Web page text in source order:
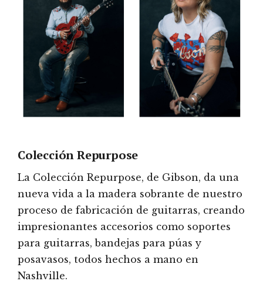
Colección Repurpose
La Colección Repurpose, de Gibson, da una
nueva vida a la madera sobrante de nuestro
proceso de fabricación de guitarras, creando
impresionantes accesorios como soportes
para guitarras, bandejas para púas y
posavasos, todos hechos a mano en
Nashville.